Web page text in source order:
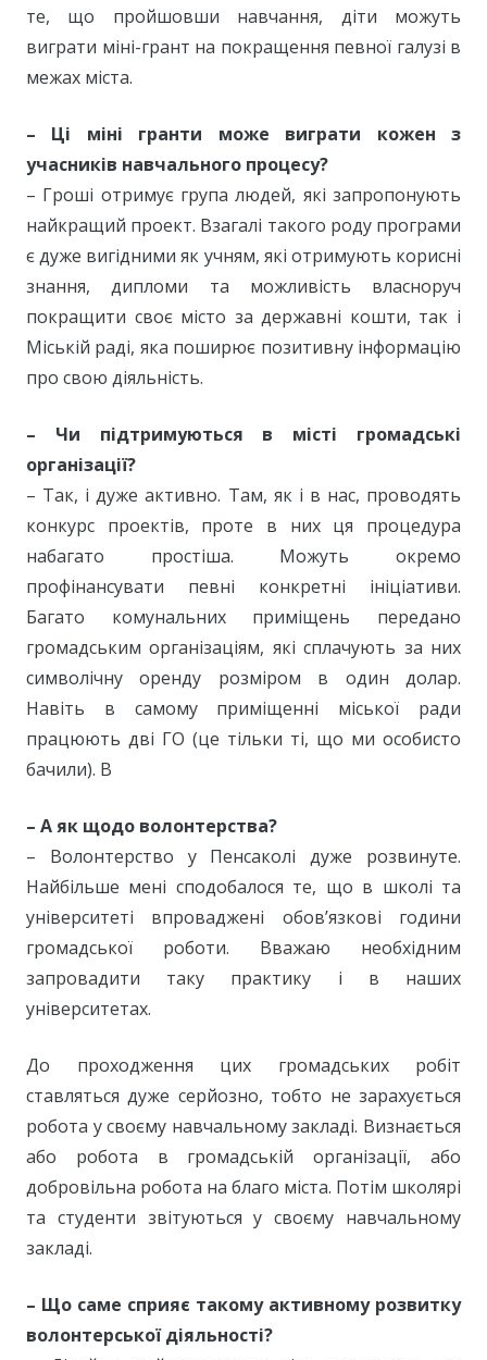
те, що пройшовши навчання, діти можуть
виграти міні-грант на покращення певної галузі в
межах міста.
– Ці міні гранти може виграти кожен з
учасників навчального процесу?
– Гроші отримує група людей, які запропонують
найкращий проект. Взагалі такого роду програми
є дуже вигідними як учням, які отримують корисні
знання, дипломи та можливість власноруч
покращити своє місто за державні кошти, так і
Міській раді, яка поширює позитивну інформацію
про свою діяльність.
– Чи підтримуються в місті громадські
організації?
– Так, і дуже активно. Там, як і в нас, проводять
конкурс проектів, проте в них ця процедура
набагато простіша. Можуть окремо
профінансувати певні конкретні ініціативи.
Багато комунальних приміщень передано
громадським організаціям, які сплачують за них
символічну оренду розміром в один долар.
Навіть в самому приміщенні міської ради
працюють дві ГО (це тільки ті, що ми особисто
бачили). В
– А як щодо волонтерства?
– Волонтерство у Пенсаколі дуже розвинуте.
Найбільше мені сподобалося те, що в школі та
університеті впроваджені обов’язкові години
громадської роботи. Вважаю необхідним
запровадити таку практику і в наших
університетах.
До проходження цих громадських робіт
ставляться дуже серйозно, тобто не зарахується
робота у своєму навчальному закладі. Визнається
або робота в громадській організації, або
добровільна робота на благо міста. Потім школярі
та студенти звітуються у своєму навчальному
закладі.
– Що саме сприяє такому активному розвитку
волонтерської діяльності?